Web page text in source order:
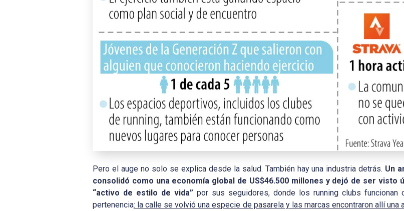
Pero el auge no solo se explica desde la salud. También hay una industria detrás. Un
consolidó como una economía global de US$46.500 millones y dejó de ser
“activo de estilo de vida”por sus seguidores, donde los running clubs funcionan
pertenencia: la calle se volvió una especie de pasarela y las marcas encontraron allí